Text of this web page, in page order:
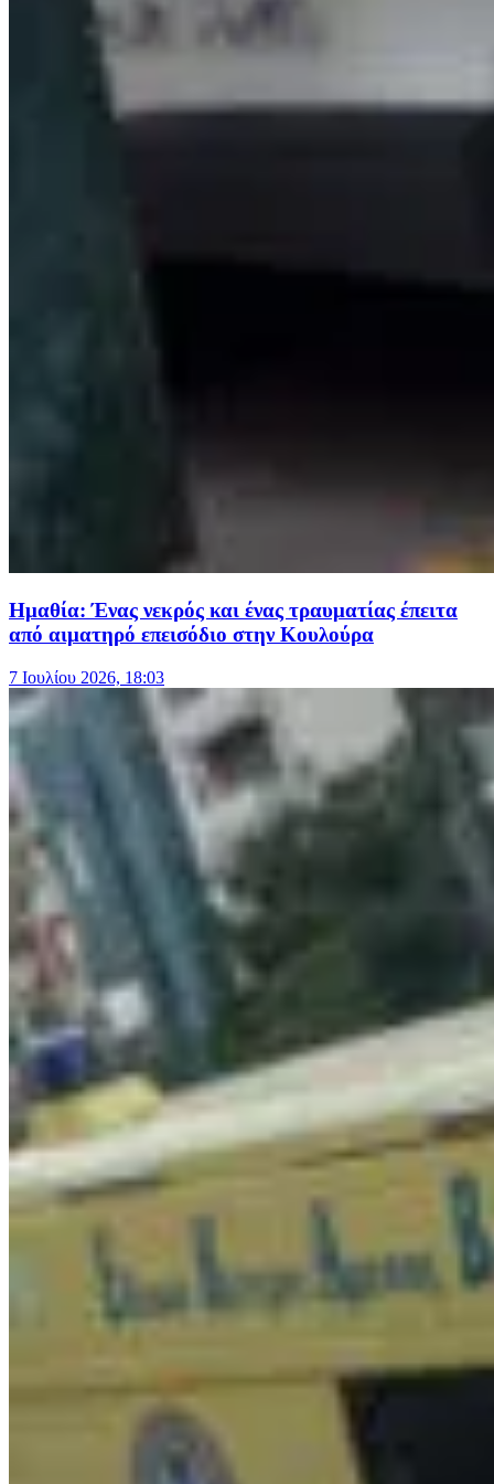
Ημαθία: Ένας νεκρός και ένας τραυματίας έπειτα
από αιματηρό επεισόδιο στην Κουλούρα
7 Ιουλίου 2026, 18:03